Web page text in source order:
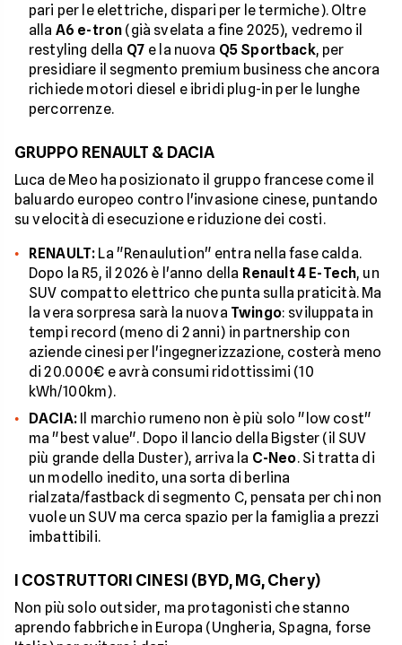
pari per le elettriche, dispari per le termiche). Oltre
alla A6 e-tron (già svelata a fine 2025), vedremo il
restyling della Q7 e la nuova Q5 Sportback, per
presidiare il segmento premium business che ancora
richiede motori diesel e ibridi plug-in per le lunghe
percorrenze.
GRUPPO RENAULT & DACIA
Luca de Meo ha posizionato il gruppo francese come il
baluardo europeo contro l'invasione cinese, puntando
su velocità di esecuzione e riduzione dei costi.
RENAULT: La "Renaulution" entra nella fase calda.
Dopo la R5, il 2026 è l'anno della Renault 4 E-Tech, un
SUV compatto elettrico che punta sulla praticità. Ma
la vera sorpresa sarà la nuova Twingo: sviluppata in
tempi record (meno di 2 anni) in partnership con
aziende cinesi per l'ingegnerizzazione, costerà meno
di 20.000€ e avrà consumi ridottissimi (10
kWh/100km).
DACIA:Il marchio rumeno non è più solo "low cost"
ma "best value". Dopo il lancio della Bigster (il SUV
più grande della Duster), arriva la C-Neo. Si tratta di
un modello inedito, una sorta di berlina
rialzata/fastback di segmento C, pensata per chi non
vuole un SUV ma cerca spazio per la famiglia a prezzi
imbattibili.
I COSTRUTTORI CINESI (BYD, MG, Chery)
Non più solo outsider, ma protagonisti che stanno
aprendo fabbriche in Europa (Ungheria, Spagna, forse